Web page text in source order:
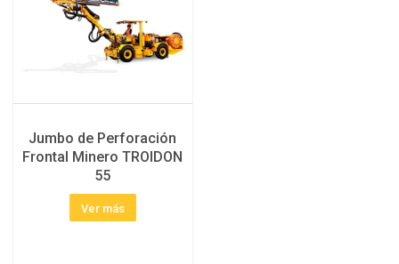
Jumbo de Perforación
Frontal Minero TROIDON
55
Ver más